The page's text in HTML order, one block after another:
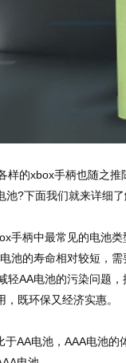
的xbox手柄也随之推
?下面我们就来详细
柄中最常见的电池类
池的寿命相对较短，
AA电池的污染问题，
既环保又经济实惠。
电池，AAA电池的